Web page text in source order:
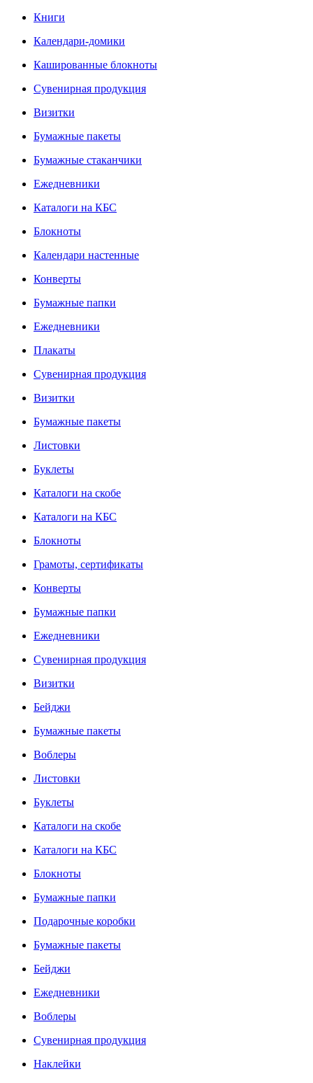
Книги
Календари-домики
Кашированные блокноты
Сувенирная продукция
Визитки
Бумажные пакеты
Бумажные стаканчики
Ежедневники
Каталоги на КБС
Блокноты
Календари настенные
Конверты
Бумажные папки
Ежедневники
Плакаты
Сувенирная продукция
Визитки
Бумажные пакеты
Листовки
Буклеты
Каталоги на скобе
Каталоги на КБС
Блокноты
Грамоты, сертификаты
Конверты
Бумажные папки
Ежедневники
Сувенирная продукция
Визитки
Бейджи
Бумажные пакеты
Воблеры
Листовки
Буклеты
Каталоги на скобе
Каталоги на КБС
Блокноты
Бумажные папки
Подарочные коробки
Бумажные пакеты
Бейджи
Ежедневники
Воблеры
Сувенирная продукция
Наклейки